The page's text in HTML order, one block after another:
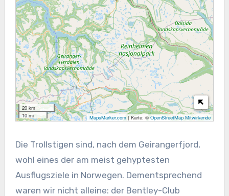
20 km
10 mi
MapsMarker.com | Karte: ©OpenStreetMap Mitwirkende
Die Trollstigen sind, nach dem Geirangerfjord,
wohl eines der am meist gehyptesten
Ausflugsziele in Norwegen. Dementsprechend
waren wir nicht alleine: der Bentley-Club